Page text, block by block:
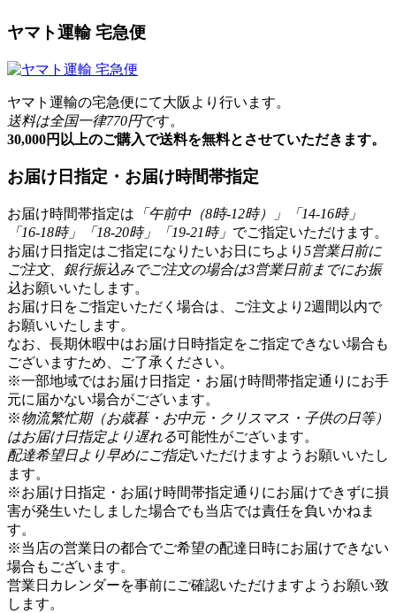
ヤマト運輸 宅急便
ヤマト運輸の宅急便にて大阪より行います。
送料は全国一律770円です。
30,000円以上のご購入で送料を無料とさせていただきます。
お届け日指定・お届け時間帯指定
お届け時間帯指定は 「午前中（8時-12時）」「14-16時」
「16-18時」「18-20時」「19-21時」 でご指定いただけます。
お届け日指定はご指定になりたいお日にちより 5営業日前に
ご注文、銀行振込みでご注文の場合は3営業日前までにお振
込お願いいたします。
お届け日をご指定いただく場合は、ご注文より2週間以内で
お願いいたします。
なお、長期休暇中はお届け日時指定をご指定できない場合も
ございますため、ご了承ください。
※一部地域ではお届け日指定・お届け時間帯指定通りにお手
元に届かない場合がございます。
※物流繁忙期（お歳暮・お中元・クリスマス・子供の日等）
はお届け日指定より遅れる可能性がございます。
配達希望日より早めにご指定いただけますようお願いいたし
ます。
※お届け日指定・お届け時間帯指定通りにお届けできずに損
害が発生いたしました場合でも当店では責任を負いかねま
す。
※当店の営業日の都合でご希望の配達日時にお届けできない
場合もございます。
営業日カレンダーを事前にご確認いただけますようお願い致
します。